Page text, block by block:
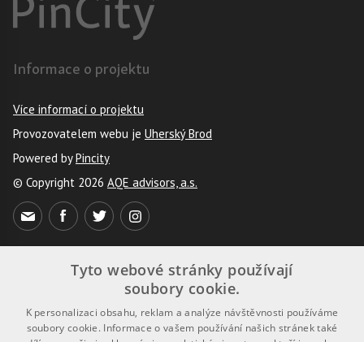
Informace o projektu
Více informací o projektu
Provozovatelem webu je Uherský Brod
Powered byPincity
© Copyright 2026 AQE advisors, a.s.
Uživatelé
Registrace
Tyto webové stránky používají
soubory cookie.
K personalizaci obsahu, reklam a analýze návštěvnosti používáme
soubory cookie. Informace o vašem používání našich stránek také